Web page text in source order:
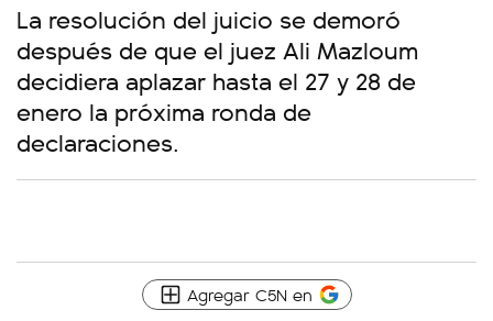
La resolución del juicio se demoró
después de que el juez Ali Mazloum
decidiera aplazar hasta el 27 y 28 de
enero la próxima ronda de
declaraciones.
Agregar C5N en